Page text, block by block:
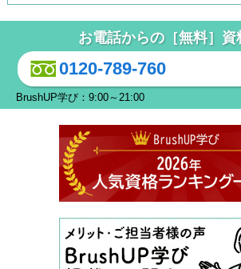
お電話からの［無料］資
0120-789-760
BrushUP学び：9:00～21:00